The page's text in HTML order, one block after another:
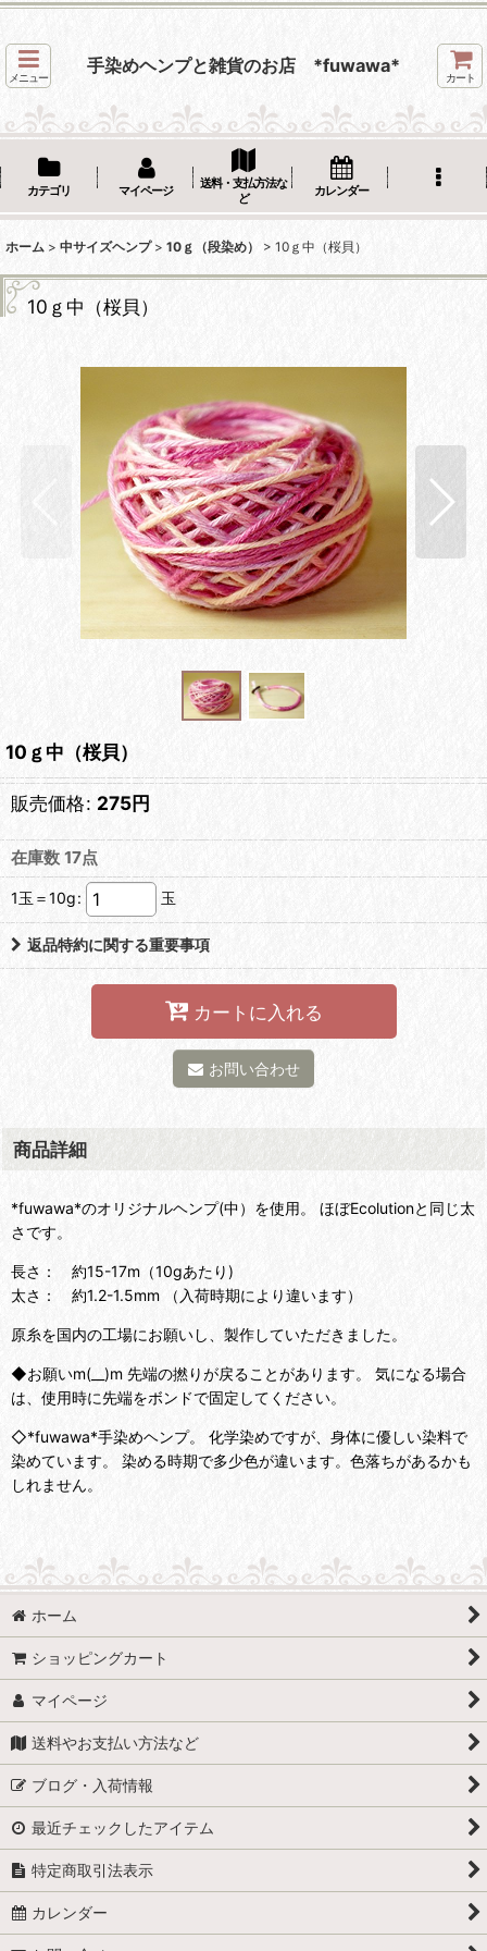
メニュー
手染めヘンプと雑貨のお店 *fuwawa*
カート
カテゴリ マイページ
送料・支払方法な
ど
カレンダー
ホーム > 中サイズヘンプ > 10ｇ（段染め） > 10ｇ中（桜貝）
10ｇ中（桜貝）
10ｇ中（桜貝）
販売価格: 275円
在庫数 17点
1玉＝10g: 玉
返品特約に関する重要事項
カートに入れる
お問い合わせ
商品詳細
*fuwawa*のオリジナルヘンプ(中）を使用。 ほぼEcolutionと同じ太
さです。
長さ： 約15-17m（10gあたり)
太さ： 約1.2-1.5mm （入荷時期により違います）
原糸を国内の工場にお願いし、製作していただきました。
◆お願いm(__)m 先端の撚りが戻ることがあります。 気になる場合
は、使用時に先端をボンドで固定してください。
◇*fuwawa*手染めヘンプ。 化学染めですが、身体に優しい染料で
染めています。 染める時期で多少色が違います。色落ちがあるかも
しれません。
ホーム
ショッピングカート
マイページ
送料やお支払い方法など
ブログ・入荷情報
最近チェックしたアイテム
特定商取引法表示
カレンダー